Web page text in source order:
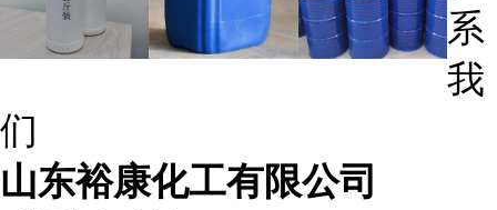
系
我
们
山东裕康化工有限公司